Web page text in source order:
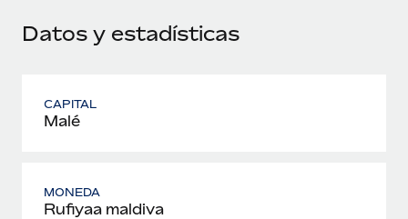
Datos y estadísticas
CAPITAL
Malé
MONEDA
Rufiyaa maldiva